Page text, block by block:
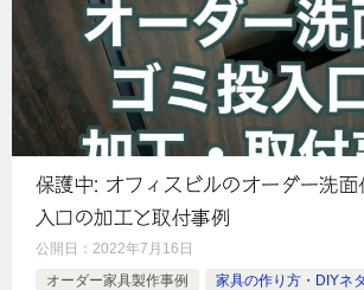
保護中: オフィスビルのオーダー洗
入口の加工と取付事例
公開日： 2022年7月16日
オーダー家具製作事例
家具の作り方・DIYネタ